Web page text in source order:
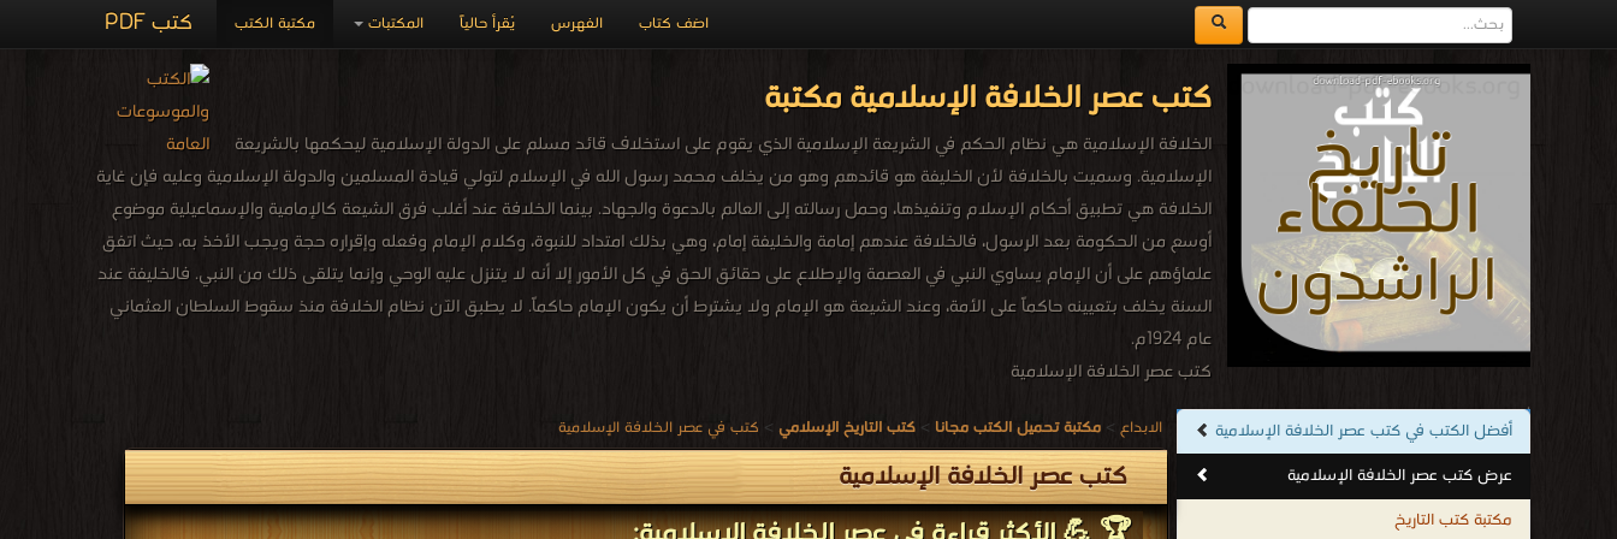
كتب PDF مكتبة الكتب المكتبات يُقرأ حالياً الفهرس اضف كتاب
كتب عصر الخلافة الإسلامية مكتبة
الخلافة الإسلامية هي نظام الحكم في الشريعة الإسلامية الذي يقوم على استخلاف قائد مسلم على الدولة الإسلامية ليحكمها بالشريعة
الإسلامية. وسميت بالخلافة لأن الخليفة هو قائدهم وهو من يخلف محمد رسول الله في الإسلام لتولي قيادة المسلمين والدولة الإسلامية وعليه فإن غاية
الخلافة هي تطبيق أحكام الإسلام وتنفيذها، وحمل رسالته إلى العالم بالدعوة والجهاد. بينما الخلافة عند أغلب فرق الشيعة كالإمامية والإسماعيلية موضوع
أوسع من الحكومة بعد الرسول، فالخلافة عندهم إمامة والخليفة إمام، وهي بذلك امتداد للنبوة، وكلام الإمام وفعله وإقراره حجة ويجب الأخذ به، حيث اتفق
علماؤهم على أن الإمام يساوي النبي في العصمة والإطلاع على حقائق الحق في كل الأمور إلا أنه لا يتنزل عليه الوحي وإنما يتلقى ذلك من النبي. فالخليفة عند
السنة يخلف بتعيينه حاكماً على الأمة، وعند الشيعة هو الإمام ولا يشترط أن يكون الإمام حاكماً. لا يطبق الآن نظام الخلافة منذ سقوط السلطان العثماني
عام 1924م.
كتب عصر الخلافة الإسلامية
.
أفضل الكتب في كتب عصر الخلافة الإسلامية
عرض كتب عصر الخلافة الإسلامية
مكتبة كتب التاريخ
الابداع > مكتبة تحميل الكتب مجانا > كتب التاريخ الإسلامي > كتب في عصر الخلافة الإسلامية
كتب عصر الخلافة الإسلامية